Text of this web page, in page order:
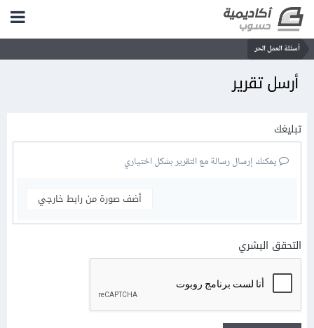
أسئلة العمل الحر
أرسل تقرير
تبليغك
يمكنك إرسال رسالة مع التقرير بشكل اختياري
أضف صورة من رابط خارجي
التحقق البشري